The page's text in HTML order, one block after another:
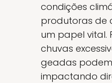
condições
produtoras de
um papel vital.
chuvas
geadas
impactando